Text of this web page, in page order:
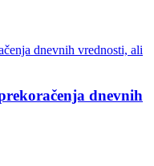
dnevnih